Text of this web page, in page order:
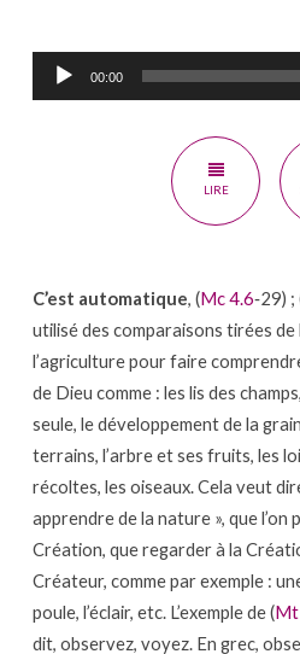
la
terre
Lecteur
audio
00:00
LIRE
C’est automatique, (Mc 4.6‐29) ;
utilisé des comparaisons tirées
l’agriculture pour faire
de Dieu comme : les lis des
seule, le développement de la
terrains, l’arbre et ses fruits, les
récoltes, les oiseaux. Cela veut
apprendre de la nature », que l’on
Création, que regarder à la
Créateur, comme par exemple :
poule, l’éclair, etc. L’exemple de (Mt
dit, observez, voyez. En grec,